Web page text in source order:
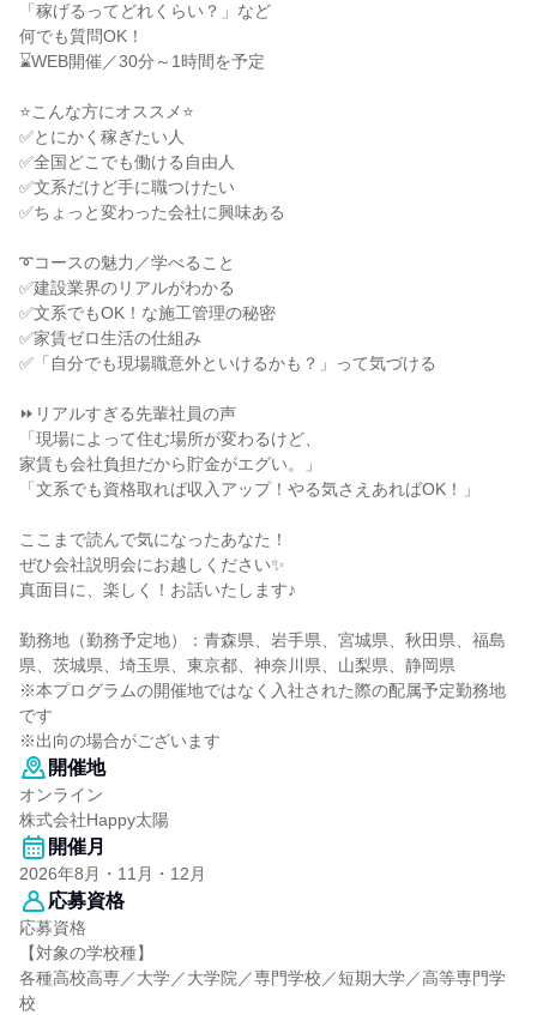
「稼げるってどれくらい？」など
何でも質問OK！
⌛WEB開催／30分～1時間を予定
⭐こんな方にオススメ⭐
✅とにかく稼ぎたい人
✅全国どこでも働ける自由人
✅文系だけど手に職つけたい
✅ちょっと変わった会社に興味ある
➰コースの魅力／学べること
✅建設業界のリアルがわかる
✅文系でもOK！な施工管理の秘密
✅家賃ゼロ生活の仕組み
✅「自分でも現場職意外といけるかも？」って気づける
⏩リアルすぎる先輩社員の声
「現場によって住む場所が変わるけど、
家賃も会社負担だから貯金がエグい。」
「文系でも資格取れば収入アップ！やる気さえあればOK！」
ここまで読んで気になったあなた！
ぜひ会社説明会にお越しください✨
真面目に、楽しく！お話いたします♪
勤務地（勤務予定地）：青森県、岩手県、宮城県、秋田県、福島
県、茨城県、埼玉県、東京都、神奈川県、山梨県、静岡県
※本プログラムの開催地ではなく入社された際の配属予定勤務地
です
※出向の場合がございます
開催地
オンライン
株式会社Happy太陽
開催月
2026年8月・11月・12月
応募資格
応募資格
【対象の学校種】
各種高校高専／大学／大学院／専門学校／短期大学／高等専門学
校